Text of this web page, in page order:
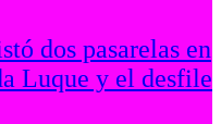
dos pasarelas en
Luque y el desfile